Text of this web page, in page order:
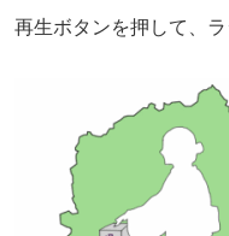
再生ボタンを押して、